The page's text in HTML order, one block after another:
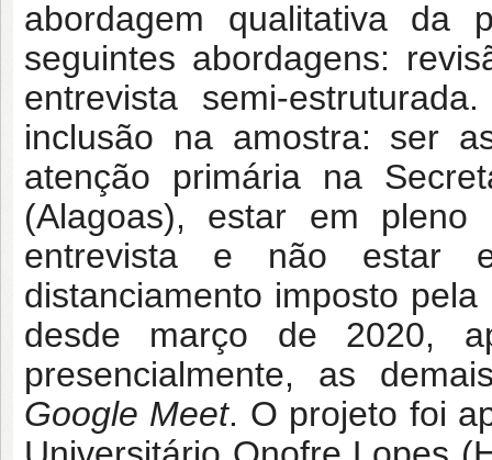
abordagem qualitativa
seguintes abordagens:
entrevista semi-
inclusão na amostra: ser
atenção primária na
(Alagoas), estar em
entrevista e não estar
distanciamento imposto
desde março de 2020,
presencialmente, as
Google Meet. O projeto foi